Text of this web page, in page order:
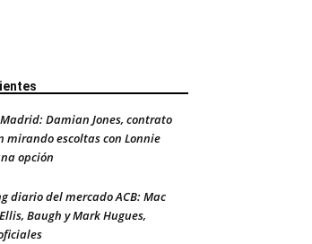
Damian Jones, contrato
mirando escoltas con Lonnie
opción
diario del mercado ACB: Mac
Baugh y Mark Hugues,